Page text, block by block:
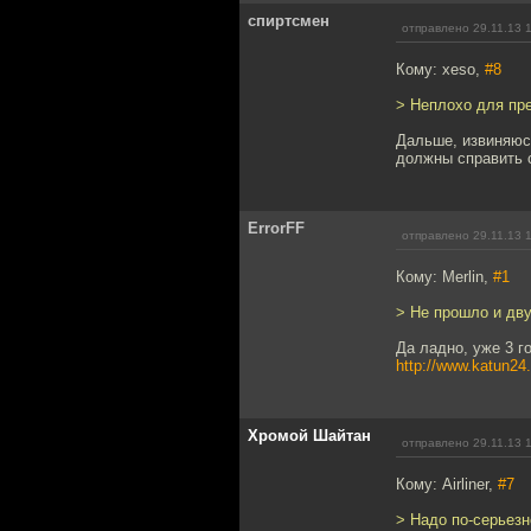
спиртсмен отправлено 29.11.13
Кому: xeso, #8
> Неплохо для
Дальше,
должны справить
ErrorFF отправлено 29.11.13
Кому: Merlin, #1
> Не прошло и
Да ладно, уже 3
http://
Хромой Шайтан отправлено 29.11.13
Кому: Airliner, #7
> Надо по-